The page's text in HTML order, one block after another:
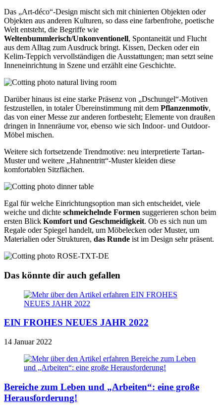
Das „Art-déco“-Design mischt sich mit chinierten Objekten oder
Objekten aus anderen Kulturen, so dass eine farbenfrohe, poetische
Welt entsteht, die Begriffe wie
Weltenbummlerisch/Unkonventionell, Spontaneität und Flucht
aus dem Alltag zum Ausdruck bringt. Kissen, Decken oder ein
Kelim-Teppich vervollständigen die Ausstattungen; man setzt seine
Inneneinrichtung in Szene und erzählt eine Geschichte.
Darüber hinaus ist eine starke Präsenz von „Dschungel“-Motiven
festzustellen, in totaler Übereinstimmung mit dem Pflanzenmotiv,
das von einer Messe zur anderen fortbesteht; Elemente von draußen
dringen in Innenräume vor, ebenso wie sich Indoor- und Outdoor-
Möbel mischen.
Weitere sich fortsetzende Trendmotive: neu interpretierte Tartan-
Muster und weitere „Hahnentritt“-Muster kleiden diese
komfortablen Sitzflächen.
Egal für welche Einrichtungsoption man sich entscheidet, viele
weiche und dichte schmeichelnde Formen suggerieren schon beim
ersten Blick Komfort und Geschmeidigkeit. Ob es sich nun um
Regale oder Spiegel handelt, um Möbelecken oder Muster, um
Materialien oder Strukturen, das Runde ist im Design sehr präsent.
Das könnte dir auch gefallen
EIN FROHES NEUES JAHR 2022
14 Januar 2022
Bereiche zum Leben und „Arbeiten“: eine große
Herausforderung!